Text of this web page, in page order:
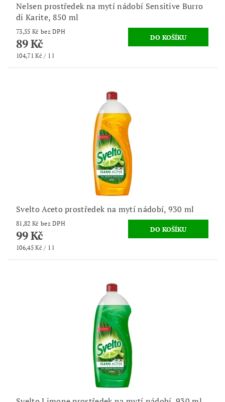
Nelsen prostředek na mytí nádobí Sensitive Burro
di Karite, 850 ml
73,55 Kč bez DPH
89 Kč
104,71 Kč / 1 l
Svelto Aceto prostředek na mytí nádobí, 930 ml
81,82 Kč bez DPH
99 Kč
106,45 Kč / 1 l